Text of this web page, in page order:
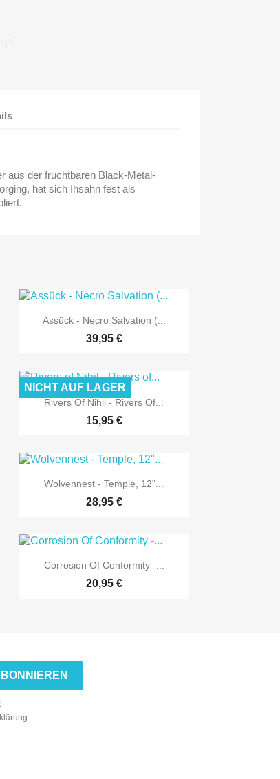
aus der fruchtbaren Black-Metal-
hat sich Ihsahn fest als
 Vorschau
Assück - Necro Salvation (...
39,95 €
 Vorschau
Rivers Of Nihil - Rivers Of...
15,95 €
NICHT AUF LAGER
 Vorschau
Wolvennest - Temple, 12"...
28,95 €
 Vorschau
Corrosion Of Conformity -...
20,95 €